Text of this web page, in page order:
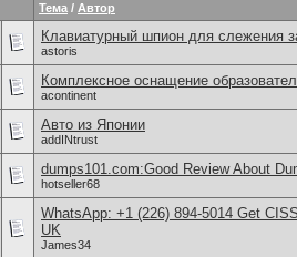
Тема / Автор
Клавиатурный шпион для слежения
astoris
Комплексное оснащение
acontinent
Авто из Японии
addINtrust
dumps101.com:Good Review About
hotseller68
WhatsApp: +1 (226) 894-5014​ Get
UK
James34